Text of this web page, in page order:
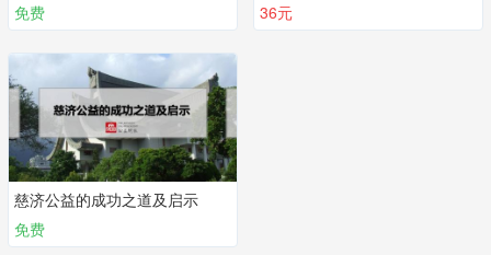
免费
36元
慈济公益的成功之道及启示
免费